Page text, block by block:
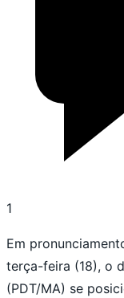
1
Em
terça-feira (18), o
(PDT/MA) se